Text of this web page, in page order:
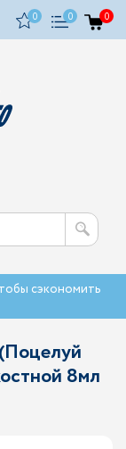
0 0 0
сэкономить
8мл